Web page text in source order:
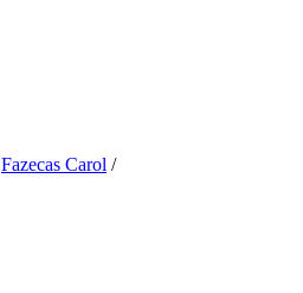
Fazecas Carol /